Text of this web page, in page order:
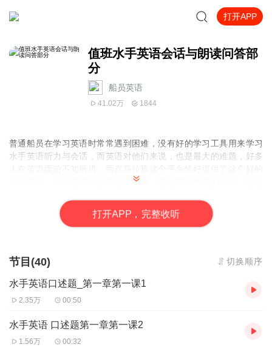
打开APP
值班水手英语会话与朗读问答部
分
船员英语
41.02万 1844
普通船员在学习英语时常常遇到困难，没有好的学习工具用来学习
水手英语听力与会话，而英语对他们来说，也是最大的难题，好多
学习工具，船员朋友门边听边看字幕，直接打到考试的效果，经过
打开APP，完整收听
节目(40) 切换顺序
水手英语口述题_第一章第一课1
2.35万 00:50
水手英语 口述题第一章第一课2
1.56万 00:32